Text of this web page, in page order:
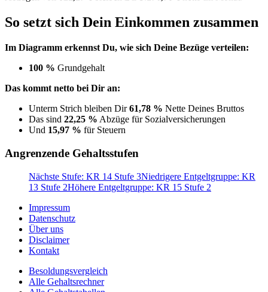
So setzt sich Dein Einkommen zusammen
Im Diagramm erkennst Du, wie sich Deine Bezüge verteilen:
100 % Grundgehalt
Das kommt netto bei Dir an:
Unterm Strich bleiben Dir61,78 % Nette Deines Bruttos
Das sind 22,25 % Abzüge für Sozialversicherungen
Und 15,97 % für Steuern
Angrenzende Gehaltsstufen
Nächste Stufe: KR 14 Stufe 3Niedrigere Entgeltgruppe: KR
13 Stufe 2Höhere Entgeltgruppe: KR 15 Stufe 2
Impressum
Datenschutz
Über uns
Disclaimer
Kontakt
Besoldungsvergleich
Alle Gehaltsrechner